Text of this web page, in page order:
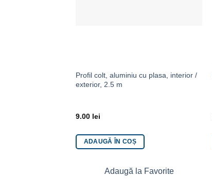
Profil colt, aluminiu cu plasa, interior /
exterior, 2.5 m
9.00 lei
ADAUGĂ ÎN COȘ
Adaugă la Favorite